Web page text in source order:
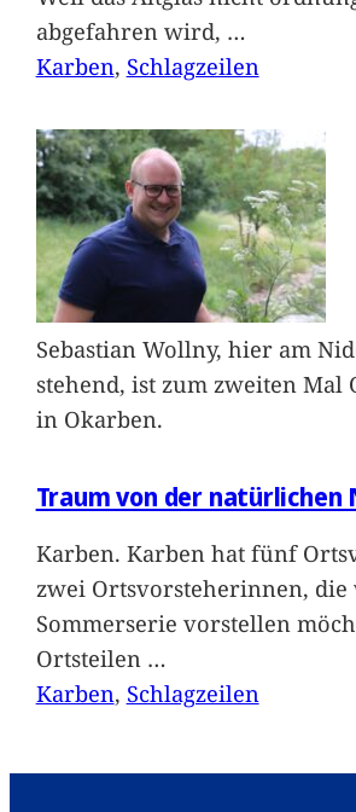
abgefahren wird, …
Karben, Schlagzeilen
Sebastian Wollny, hier am
stehend, ist zum zweiten Mal
in Okarben.
Traum von der natürlichen
Karben. Karben hat fünf
zwei Ortsvorsteherinnen,
Sommerserie vorstellen
Ortsteilen …
Karben, Schlagzeilen